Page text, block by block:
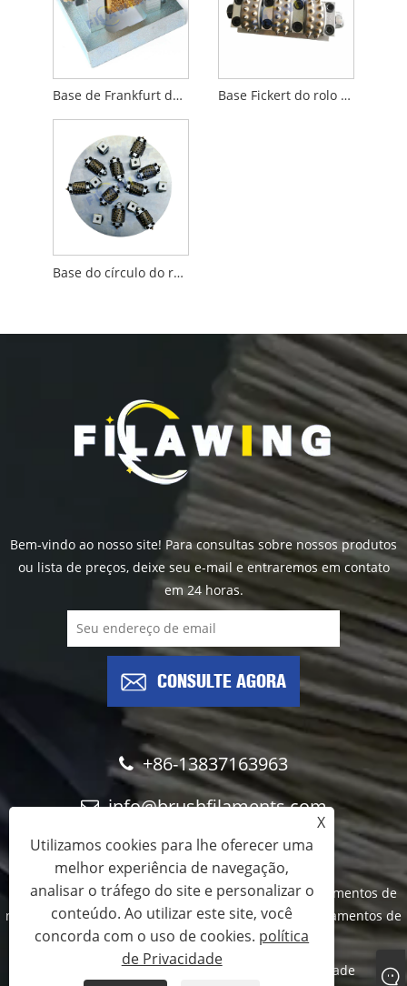
Base de Frankfurt do rolo do martelo de Bush Base Fickert do rolo do martelo de Bush
Base do círculo do rolo do martelo de Bush
Bem-vindo ao nosso site! Para consultas sobre nossos produtos
ou lista de preços, deixe seu e-mail e entraremos em contato
em 24 horas.
CONSULTE AGORA
+86-13837163963
info@brushfilaments.com
Copyright © 2023 Filawing Industry Co., Limited - Filamentos de
nylon abrasivos, filamentos de carboneto de silício, filamentos de
diamante - Todos os direitos reservados
Sitemap RSS XML política de Privacidade
X
Utilizamos cookies para lhe oferecer uma
melhor experiência de navegação,
analisar o tráfego do site e personalizar o
conteúdo. Ao utilizar este site, você
concorda com o uso de cookies. política
de Privacidade